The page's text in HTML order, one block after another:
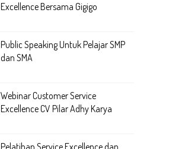
Excellence Bersama Gigigo
Public Speaking Untuk Pelajar SMP
dan SMA
Webinar Customer Service
Excellence CV Pilar Adhy Karya
Pelatihan Service Excellence dan